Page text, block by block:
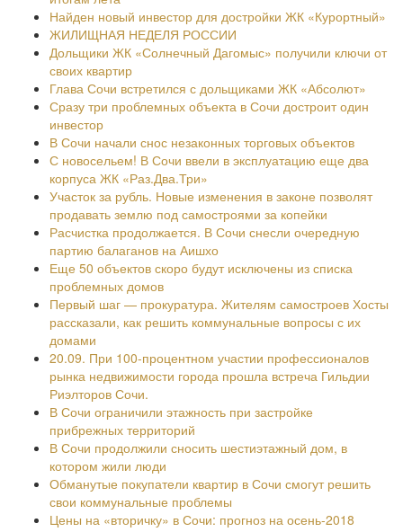
Найден новый инвестор для достройки ЖК «Курортный»
ЖИЛИЩНАЯ НЕДЕЛЯ РОССИИ
Дольщики ЖК «Солнечный Дагомыс» получили ключи от
своих квартир
Глава Сочи встретился с дольщиками ЖК «Абсолют»
Сразу три проблемных объекта в Сочи достроит один
инвестор
В Сочи начали снос незаконных торговых объектов
С новосельем! В Сочи ввели в эксплуатацию еще два
корпуса ЖК «Раз.Два.Три»
Участок за рубль. Новые изменения в законе позволят
продавать землю под самостроями за копейки
Расчистка продолжается. В Сочи снесли очередную
партию балаганов на Аишхо
Еще 50 объектов скоро будут исключены из списка
проблемных домов
Первый шаг — прокуратура. Жителям самостроев Хосты
рассказали, как решить коммунальные вопросы с их
домами
20.09. При 100-процентном участии профессионалов
рынка недвижимости города прошла встреча Гильдии
Риэлторов Сочи.
В Сочи ограничили этажность при застройке
прибрежных территорий
В Сочи продолжили сносить шестиэтажный дом, в
котором жили люди
Обманутые покупатели квартир в Сочи смогут решить
свои коммунальные проблемы
Цены на «вторичку» в Сочи: прогноз на осень-2018